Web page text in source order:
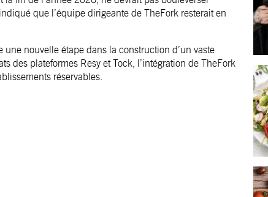
que l’équipe dirigeante de TheFork resterait en
nouvelle étape dans la construction d’un vaste
des plateformes Resy et Tock, l’intégration de TheFork
réservables.